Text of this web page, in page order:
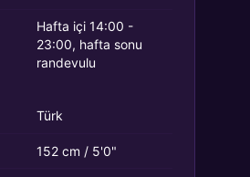
Hafta içi 14:00 -
23:00, hafta sonu
randevulu
Türk
152 cm / 5'0"